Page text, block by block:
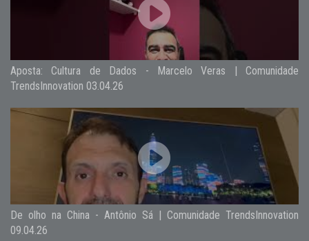
Aposta: Cultura de Dados - Marcelo Veras | Comunidade
TrendsInnovation 03.04.26
De olho na China - Antônio Sá | Comunidade TrendsInnovation
09.04.26